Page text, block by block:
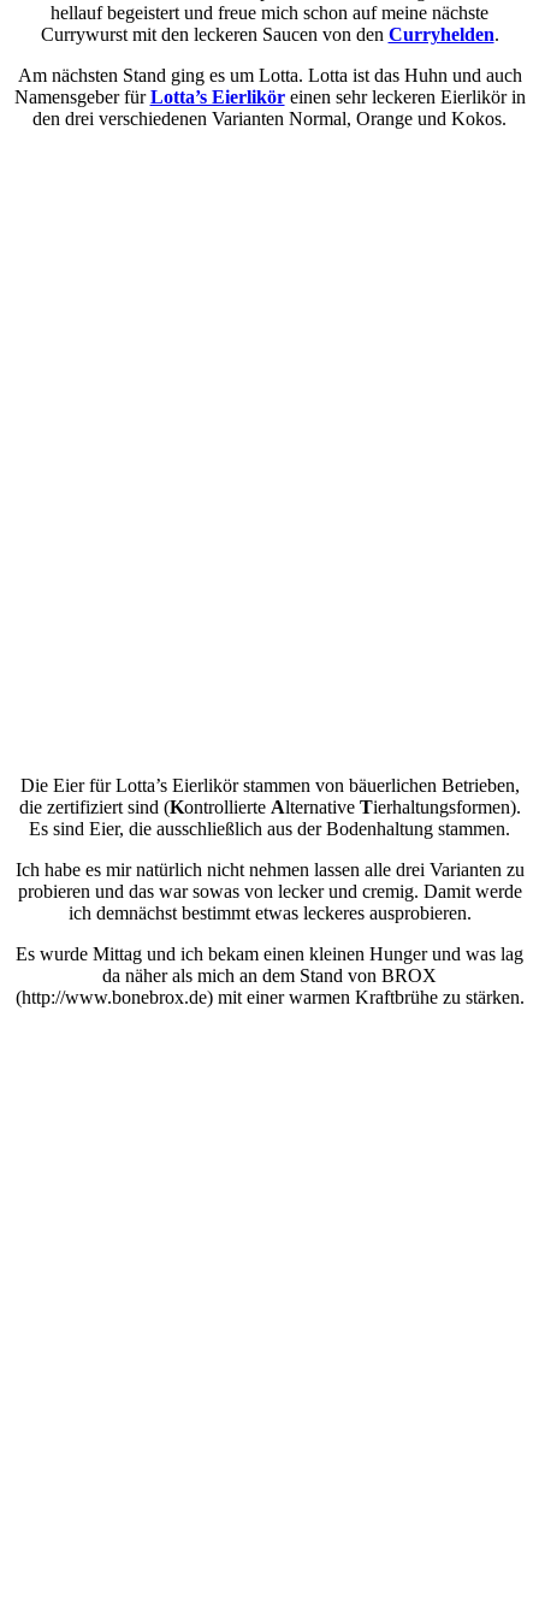
hellauf begeistert und freue mich schon auf meine nächste
Currywurst mit den leckeren Saucen von den Curryhelden.
Am nächsten Stand ging es um Lotta. Lotta ist das Huhn und auch
Namensgeber fürLotta’s Eierliköreinen sehr leckeren Eierlikör in
den drei verschiedenen Varianten Normal, Orange und Kokos.
Die Eier für Lotta’s Eierlikör stammen von bäuerlichen Betrieben,
die zertifiziert sind (Kontrollierte Alternative Tierhaltungsformen).
Es sind Eier, die ausschließlich aus der Bodenhaltung stammen.
Ich habe es mir natürlich nicht nehmen lassen alle drei Varianten zu
probieren und das war sowas von lecker und cremig. Damit werde
ich demnächst bestimmt etwas leckeres ausprobieren.
Es wurde Mittag und ich bekam einen kleinen Hunger und was lag
da näher als mich an dem Stand von BROX
(http://www.bonebrox.de) mit einer warmen Kraftbrühe zu stärken.